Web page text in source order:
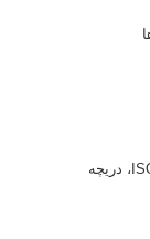
درک نوردهی – همراه با توضیح ISO، دریچه